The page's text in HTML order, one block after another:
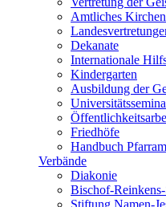
Amtliches
Dekanate
Internationale
Kindergarten
Ausbildung der
Friedhöfe
Handbuch
Verbände
Diakonie
Bischof-
Stiftung Namen-